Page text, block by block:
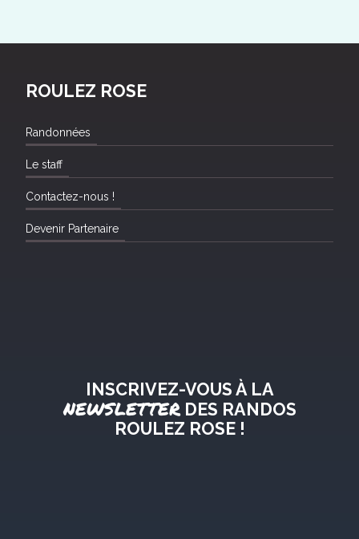
ROULEZ ROSE
Randonnées
Le staff
Contactez-nous !
Devenir Partenaire
INSCRIVEZ-VOUS À LA
NEWSLETTERDES RANDOS
ROULEZ ROSE !